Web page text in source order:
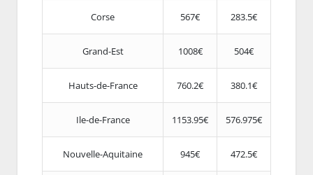
Corse 567€ 283.5€
Grand-Est 1008€ 504€
Hauts-de-France 760.2€ 380.1€
Ile-de-France 1153.95€ 576.975€
Nouvelle-Aquitaine 945€ 472.5€